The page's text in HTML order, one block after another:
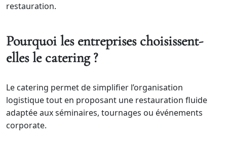
restauration.
Pourquoi les entreprises choisissent-
elles le catering ?
Le catering permet de simplifier l’organisation
logistique tout en proposant une restauration fluide
adaptée aux séminaires, tournages ou événements
corporate.